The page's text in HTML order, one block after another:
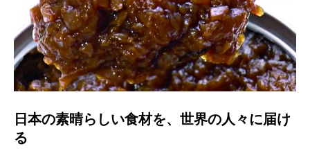
日本の素晴らしい食材を、世界の人々に届け
る